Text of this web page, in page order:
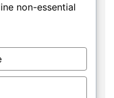
non-essential